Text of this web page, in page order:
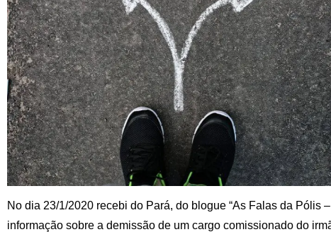
No dia 23/1/2020 recebi do Pará, do blogue “As Falas da Pólis
informação sobre a demissão de um cargo comissionado do